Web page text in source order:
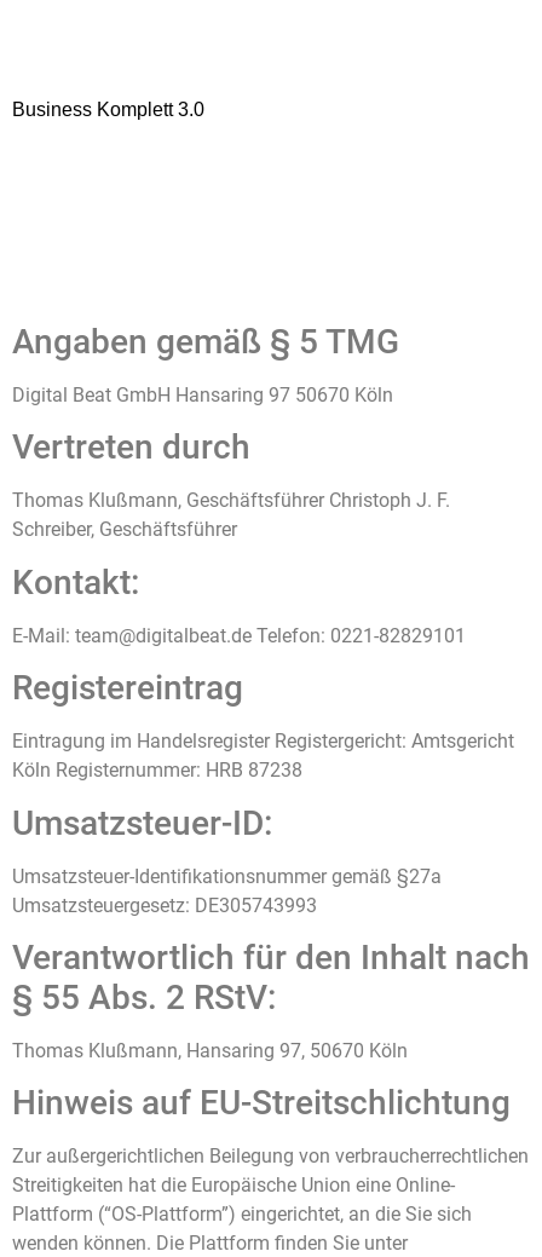
Angaben gemäß § 5 TMG
Digital Beat GmbH Hansaring 97 50670 Köln
Vertreten durch
Thomas Klußmann, Geschäftsführer Christoph J. F.
Schreiber, Geschäftsführer
Kontakt:
E-Mail: team@digitalbeat.de Telefon: 0221-82829101
Registereintrag
Eintragung im Handelsregister Registergericht: Amtsgericht
Köln Registernummer: HRB 87238
Umsatzsteuer-ID:
Umsatzsteuer-Identifikationsnummer gemäß §27a
Umsatzsteuergesetz: DE305743993
Verantwortlich für den Inhalt nach
§ 55 Abs. 2 RStV:
Thomas Klußmann, Hansaring 97, 50670 Köln
Hinweis auf EU-Streitschlichtung
Zur außergerichtlichen Beilegung von verbraucherrechtlichen
Streitigkeiten hat die Europäische Union eine Online-
Plattform (“OS-Plattform”) eingerichtet, an die Sie sich
wenden können. Die Plattform finden Sie unter